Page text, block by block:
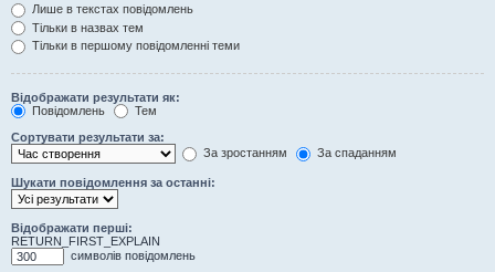
Лише в текстах повідомлень
Тільки в назвах тем
Тільки в першому повідомленні теми
Відображати результати як:
Повідомлень
Тем
Сортувати результати за:
За зростанням
За спаданням
Шукати повідомлення за останні:
Відображати перші:
RETURN_FIRST_EXPLAIN
символів повідомлень